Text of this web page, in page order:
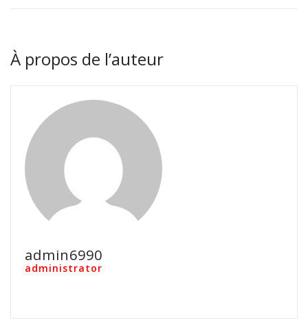
À propos de l’auteur
admin6990
administrator